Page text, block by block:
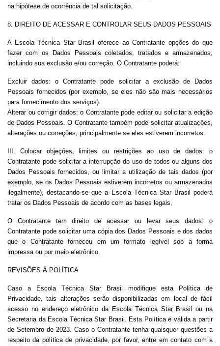
na hipótese de ocorrência de tal solicitação.
8. DIREITO DE ACESSAR E CONTROLAR SEUS DADOS PESSOAIS
A Escola Técnica Star Brasil oferece ao Contratante opções do que
fazer com os Dados Pessoais coletados, tratados e armazenados,
incluindo sua exclusão e/ou correção. O Contratante poderá:
Excluir dados: o Contratante pode solicitar a exclusão de Dados
Pessoais fornecidos (por exemplo, se eles não são mais necessários
para fornecimento dos serviços).
Alterar ou corrigir dados: o Contratante pode editar ou solicitar a edição
de Dados Pessoais. O Contratante também pode solicitar atualizações,
alterações ou correções, principalmente se eles estiverem incorretos.
III. Colocar objeções, limites ou restrições ao uso de dados: o
Contratante pode solicitar a interrupção do uso de todos ou alguns dos
Dados Pessoais fornecidos, ou limitar a utilização de tais dados (por
exemplo, se os Dados Pessoais estiverem incorretos ou armazenados
ilegalmente), destacando-se que a Escola Técnica Star Brasil poderá
tratar os Dados Pessoais de acordo com as bases legais.
O Contratante tem direito de acessar ou levar seus dados: o
Contratante pode solicitar uma cópia dos Dados Pessoais e dos dados
que o Contratante forneceu em um formato legível sob a forma
impressa ou por meio eletrônico.
REVISÕES À POLÍTICA
Caso a Escola Técnica Star Brasil modifique esta Política de
Privacidade, tais alterações serão disponibilizadas em local de fácil
acesso no endereço eletrônico da Escola Técnica Star Brasil ou na
Secretaria da Escola Técnica Star Brasil. Esta Política é válida a partir
de Setembro de 2023. Caso o Contratante tenha quaisquer questões a
respeito da política de privacidade, por favor, entre em contato com a